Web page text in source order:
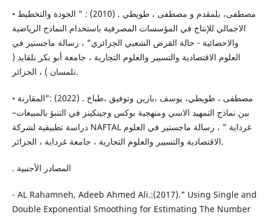
• مصطفى، بلمقدم و مصطفى ، طويطي . (2010) : " الجودة والتخطيط
الاجمالي للإنتاج في المؤسسات المصرفية باستخدام النماذج الرياضية
والاحصائية - حالة القرض الشعبي الجزائري" ، رسالة ماجستير في
العلوم الاقتصادية والتسيير والعلوم التجارية ، جامعة أبو بكر بلقايد (
تلمسان ) ، الجزائر.
• مصطفى ، طويطي، يوسف ،بازين وتوفيق ،طباخ . (2022) :"المقارنة
بين نماذج التمهيد الاسي ومنهجية بوكس وجينكينز في التنبؤ بالمبيعات–
دراسة تطبيقية لشركة NAFTAL غرداية " ، رسالة ماجستير في العلوم
الاقتصادية والتسيير والعلوم التجارية ، جامعة غرداية ، الجزائر.
. المصادر الأجنبية
- AL Rahamneh, Adeeb Ahmed Ali.:(2017)." Using Single and
Double Exponential Smoothing for Estimating The Number